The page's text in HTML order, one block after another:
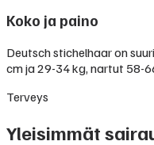
Koko ja paino
Deutsch stichelhaar on
cm ja 29-34 kg, nartut 58-
Terveys
Yleisimmät